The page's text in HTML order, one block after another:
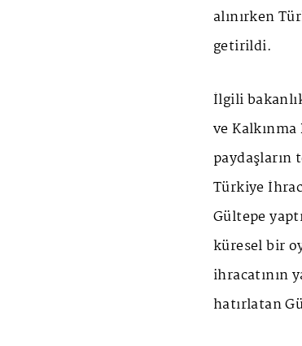
alınırken
getirildi.
İlgili
ve Kalkınma
paydaşların
Türkiye
Gültepe
küresel bir
ihracatının
hatırlatan